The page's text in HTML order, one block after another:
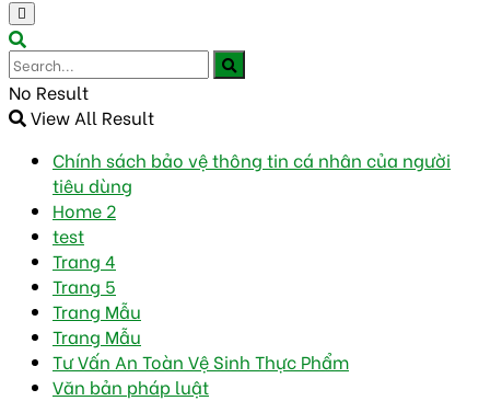
No Result
View All Result
Chính sách bảo vệ thông tin cá nhân của người
tiêu dùng
Home 2
test
Trang 4
Trang 5
Trang Mẫu
Trang Mẫu
Tư Vấn An Toàn Vệ Sinh Thực Phẩm
Văn bản pháp luật